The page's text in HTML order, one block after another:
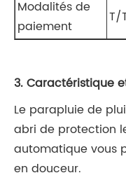
Modalités de
paiement
T/
3. Caractéristique
Le parapluie de
abri de protection
automatique vous
en douceur.